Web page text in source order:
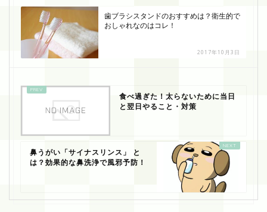
歯ブラシスタンドのおすすめは？衛生的で
おしゃれなのはコレ！
2017年10月3日
食べ過ぎた！太らないために当日
と翌日やること・対策
鼻うがい「サイナスリンス」 と
は？効果的な鼻洗浄で風邪予防！